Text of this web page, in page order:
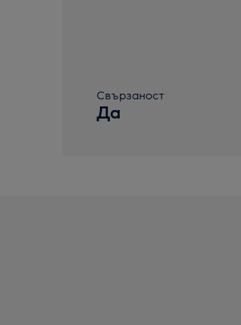
Свързаност
Да